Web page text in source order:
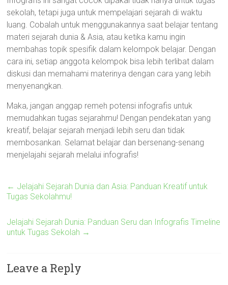
sekolah, tetapi juga untuk mempelajari sejarah di waktu
luang. Cobalah untuk menggunakannya saat belajar tentang
materi sejarah dunia & Asia, atau ketika kamu ingin
membahas topik spesifik dalam kelompok belajar. Dengan
cara ini, setiap anggota kelompok bisa lebih terlibat dalam
diskusi dan memahami materinya dengan cara yang lebih
menyenangkan.
Maka, jangan anggap remeh potensi infografis untuk
memudahkan tugas sejarahmu! Dengan pendekatan yang
kreatif, belajar sejarah menjadi lebih seru dan tidak
membosankan. Selamat belajar dan bersenang-senang
menjelajahi sejarah melalui infografis!
← Jelajahi Sejarah Dunia dan Asia: Panduan Kreatif untuk
Tugas Sekolahmu!
Jelajahi Sejarah Dunia: Panduan Seru dan Infografis Timeline
untuk Tugas Sekolah →
Leave a Reply